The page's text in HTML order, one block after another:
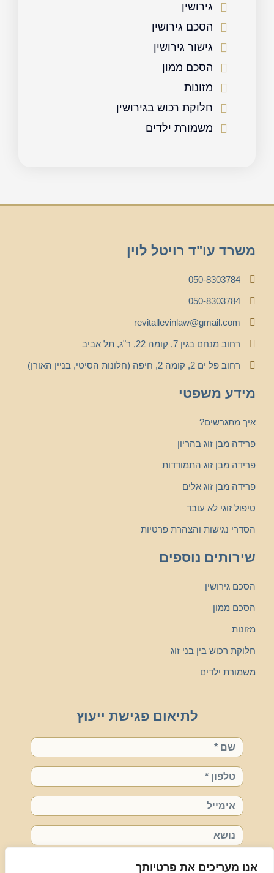
אנו מעריכים את פרטיותך
גירושין
הסכם גירושין
גישור גירושין
הסכם ממון
מזונות
חלוקת רכוש בגירושין
משמורת ילדים
משרד עו"ד רויטל לוין
050-8303784
050-8303784
revitallevinlaw@gmail.com
רחוב מנחם בגין 7, קומה 22, ר"ג, תל אביב
רחוב פל ים 2, קומה 2, חיפה (חלונות הסיטי, בניין האורן)
מידע משפטי
איך מתגרשים?
פרידה מבן זוג בהריון
פרידה מבן זוג התמודדות
פרידה מבן זוג אלים
טיפול זוגי לא עובד
הסדרי נגישות והצהרת פרטיות
שירותים נוספים
הסכם גירושין
הסכם ממון
מזונות
חלוקת רכוש בין בני זוג
משמורת ילדים
לתיאום פגישת ייעוץ
שם
טלפון
אימייל
נושא
רויטל, אשמח לשיחה אישית